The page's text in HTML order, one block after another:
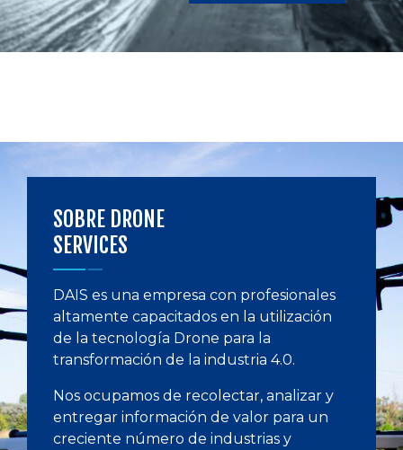
SOBRE DRONE
SERVICES
DAIS es una empresa con profesionales
altamente capacitados en la utilización
de la tecnología Drone para la
transformación de la industria 4.0.
Nos ocupamos de recolectar, analizar y
entregar información de valor para un
creciente número de industrias y